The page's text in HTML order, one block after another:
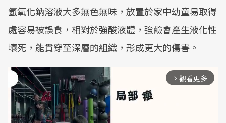
氫氧化鈉溶液大多無色無味，放置於家中幼童易取得
處容易被誤食，相對於強酸液體，強鹼會產生液化性
壞死，能貫穿至深層的組織，形成更大的傷害。
arrow_forward_ios 觀看更多